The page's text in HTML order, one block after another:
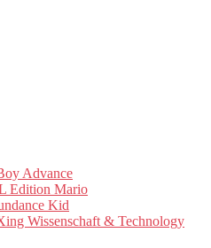
Advance
Edition Mario
Kid
Wissenschaft & Technology